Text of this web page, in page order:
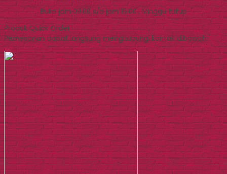
Buka jam 09.00 s/d jam 16.00 , Minggu tutup
Produk Quick Order
Pemesanan dapat langsung menghubungi kontak dibawah: